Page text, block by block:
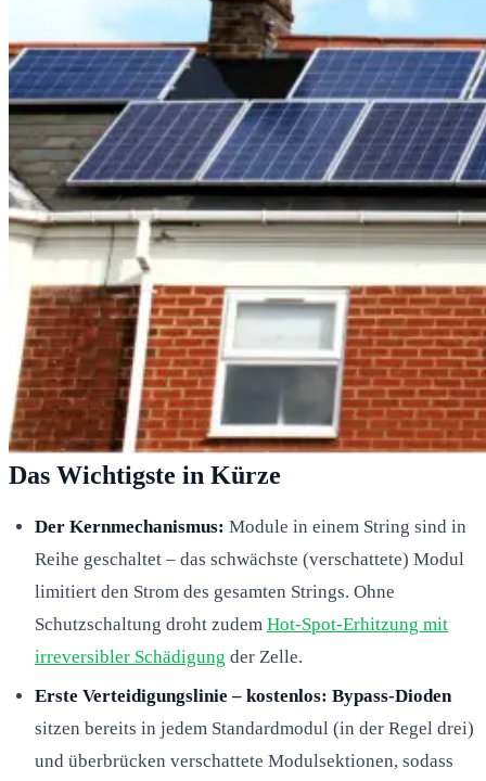
Das Wichtigste in Kürze
Der Kernmechanismus: Module in einem String sind in
Reihe geschaltet – das schwächste (verschattete) Modul
limitiert den Strom des gesamten Strings. Ohne
Schutzschaltung droht zudem Hot-Spot-Erhitzung mit
irreversibler Schädigung der Zelle.
Erste Verteidigungslinie – kostenlos: Bypass-Dioden
sitzen bereits in jedem Standardmodul (in der Regel drei)
und überbrücken verschattete Modulsektionen, sodass